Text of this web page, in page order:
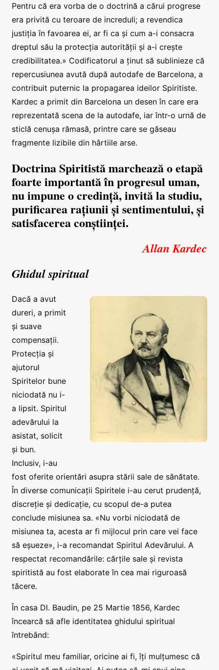
Pentru că era vorba de o doctrină a cărui progrese
era privită cu teroare de increduli; a revendica
justiția în favoarea ei, ar fi ca și cum a-i consacra
dreptul său la protecția autorității și a-i crește
credibilitatea.» Codificatorul a ținut să sublinieze că
repercusiunea avută după autodafe de Barcelona, a
contribuit puternic la propagarea ideilor Spiritiste.
Kardec a primit din Barcelona un desen în care era
reprezentată scena de la autodafe, iar într-o urnă de
sticlă cenușa rămasă, printre care se găseau
fragmente lizibile din hârtiile arse.
Doctrina Spiritistă marchează o etapă
foarte importantă în progresul uman,
nu impune o credință, invită la studiu,
purificarea rațiunii și sentimentului, și
satisfacerea conștiinței.
Allan Kardec
Ghidul spiritual
Dacă a avut
dureri, a primit
și suave
compensații.
Protecția și
ajutorul
Spiritelor bune
niciodată nu i-
a lipsit. Spiritul
adevărului la
asistat, solicit
și bun.
Inclusiv, i-au
fost oferite orientări asupra stării sale de sănătate.
În diverse comunicații Spiritele i-au cerut prudență,
discreție și dedicație, cu scopul de-a putea
conclude misiunea sa. «Nu vorbi niciodată de
misiunea ta, acesta ar fi mijlocul prin care vei face
să eșueze», i-a recomandat Spiritul Adevărului. A
respectat recomandările: cărțile sale și revista
spiritistă au fost elaborate în cea mai riguroasă
tăcere.
În casa Dl. Baudin, pe 25 Martie 1856, Kardec
încearcă să afle identitatea ghidului spiritual
întrebând:
«Spiritul meu familiar, oricine ai fi, îți mulțumesc că